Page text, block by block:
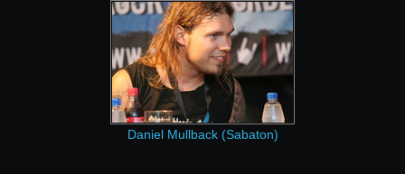
Daniel Mullback (Sabaton)